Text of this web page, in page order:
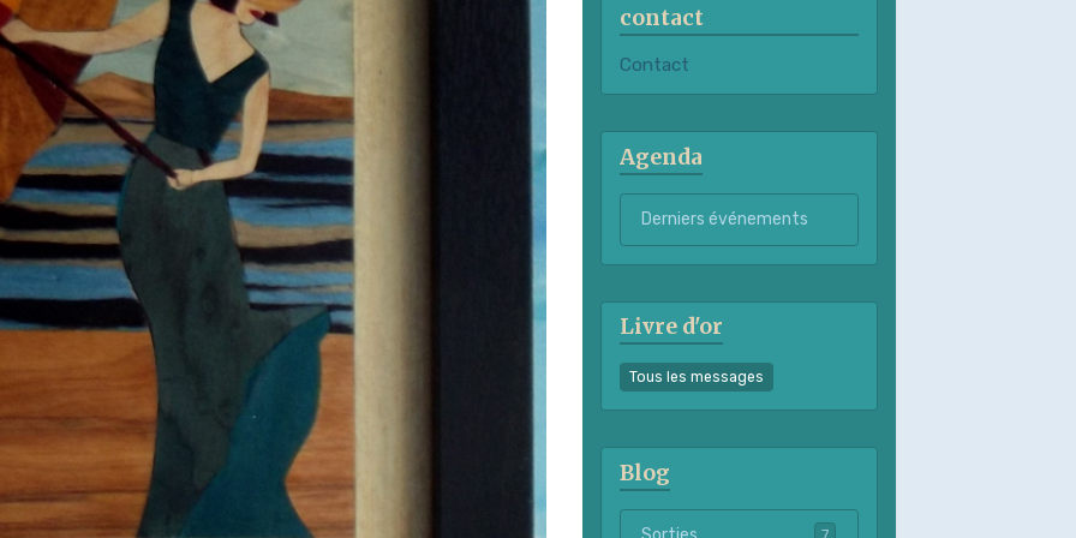
contact
Contact
Agenda
Derniers événements
Livre d'or
Tous les messages
Blog